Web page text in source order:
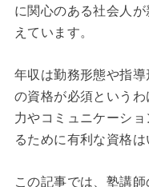
に関心のある社会人
えています。
年収は勤務形態や指
の資格が必須という
力やコミュニケーシ
るために有利な資格は
この記事では、塾講